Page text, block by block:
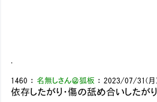
1460 ： 名無しさん＠狐板 ：2023/07/31(月
依存したがり・傷の舐め合いしたが